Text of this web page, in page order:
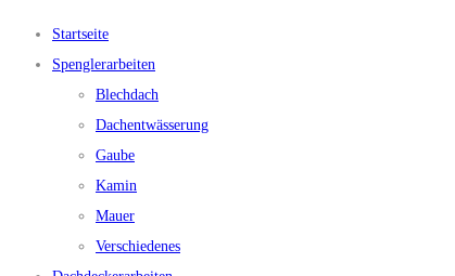
Startseite
Spenglerarbeiten
Blechdach
Dachentwässerung
Gaube
Kamin
Mauer
Verschiedenes